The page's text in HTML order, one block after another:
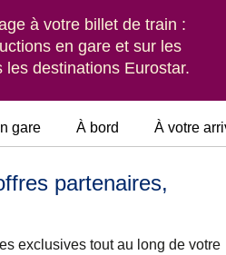
à votre billet de train :
en gare et sur les
destinations Eurostar.
gare À bord À votre
partenaires,
exclusives tout au long de votre